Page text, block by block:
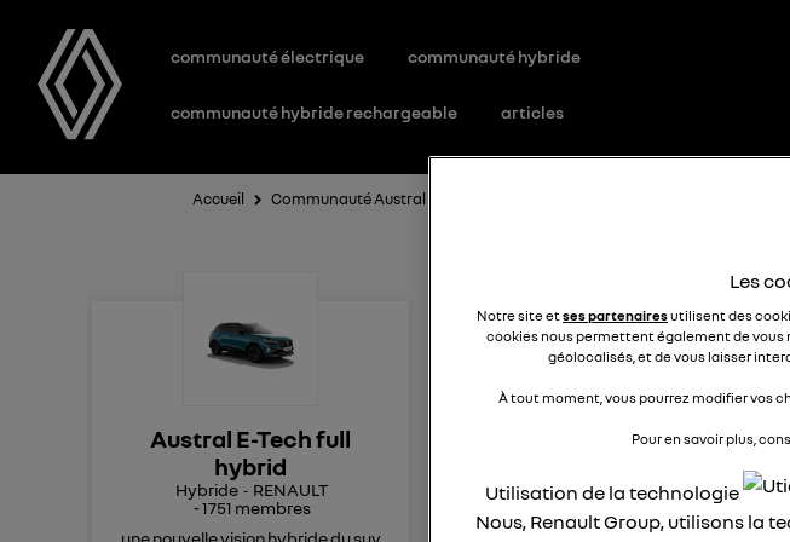
communauté électrique communauté hybride
communauté hybride rechargeable articles
Accueil Communauté Austral E-Tech full hybrid
Austral E-Tech full
hybrid
Hybride
RENAULT
-1751 membres
une nouvelle vision hybride du suv
tableau des
235/45 R20
31igor
bonjour
quelle est la pression des
Les
Notre site etses partenairesutilisent des
cookies nous permettent également de
géolocalisés, et de vous laisser
À tout moment, vous pourrez modifier vos
Pour en savoir plus,
Utilisation de la technologie
Nous, Renault Group, utilisons la